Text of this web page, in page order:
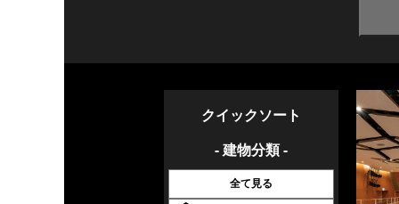
クイックソート
- 建物分類 -
全て見る